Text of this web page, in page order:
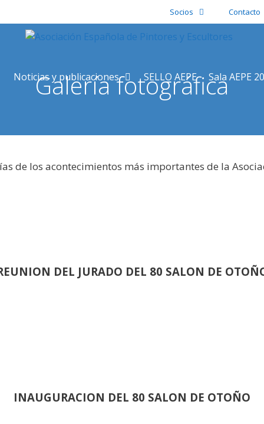
Socios Contacto
Noticias y publicaciones SELLO AEPE Sala AEPE
Galería fotográfica
de los acontecimientos más importantes de la
DEL JURADO DEL 80 SALON DE
INAUGURACION DEL 80 SALON DE OTOÑO